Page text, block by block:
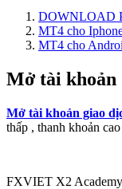
DOWNLOAD
MT4 cho
MT4 cho
Mở tài khoản
Mở tài khoản giao
thấp , thanh khoản
FXVIET X2 Academy